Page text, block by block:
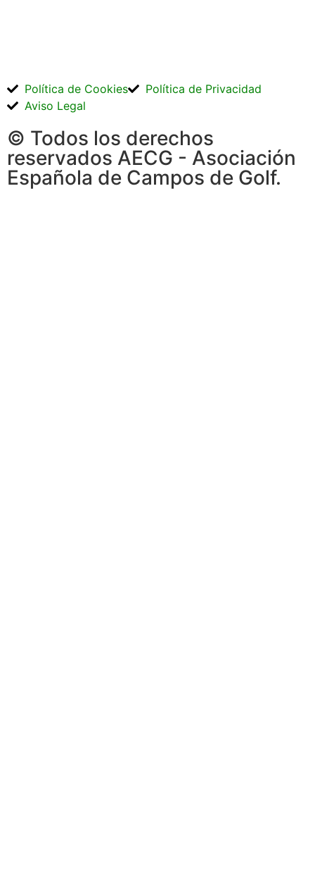
© Todos los derechos
reservados AECG - Asociación
Española de Campos de Golf.
Política de Cookies
Política de Privacidad
Aviso Legal